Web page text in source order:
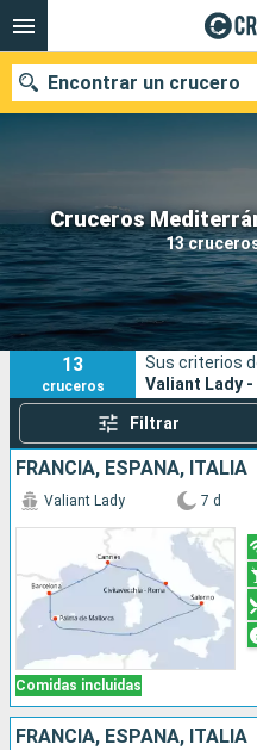
Cruceros
13
Encontrar un crucero
Nuestros destinos
Fecha de salida
Puertos
13
cruceros
Sus criterios
Valiant Lady
Filtrar
FRANCIA, ESPAÑA, ITALIA
Comidas incluidas
Valiant Lady 7 d
FRANCIA, ESPAÑA, ITALIA